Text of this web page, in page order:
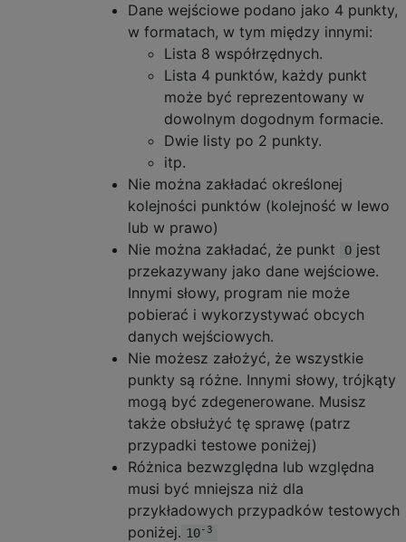
Dane wejściowe podano jako 4 punkty,
w formatach, w tym między innymi:
Lista 8 współrzędnych.
Lista 4 punktów, każdy punkt
może być reprezentowany w
dowolnym dogodnym formacie.
Dwie listy po 2 punkty.
itp.
Nie można zakładać określonej
kolejności punktów (kolejność w lewo
lub w prawo)
Nie można zakładać, że punkt
O jest
przekazywany jako dane wejściowe.
Innymi słowy, program nie może
pobierać i wykorzystywać obcych
danych wejściowych.
Nie możesz założyć, że wszystkie
punkty są różne. Innymi słowy, trójkąty
mogą być zdegenerowane. Musisz
także obsłużyć tę sprawę (patrz
przypadki testowe poniżej)
Różnica bezwzględna lub względna
musi być mniejsza niż dla
przykładowych przypadków testowych
poniżej. 10-3